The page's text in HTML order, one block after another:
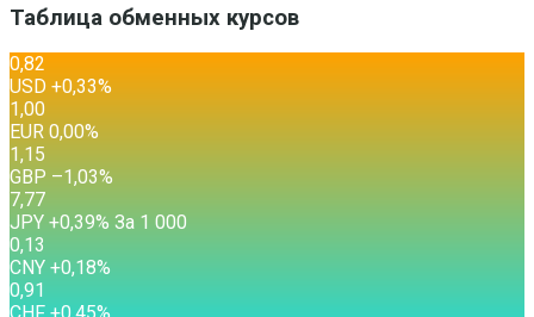
Таблица обменных курсов
0,82
USD +0,33%
1,00
EUR 0,00%
1,15
GBP –1,03%
7,77
JPY +0,39% За 1 000
0,13
CNY +0,18%
0,91